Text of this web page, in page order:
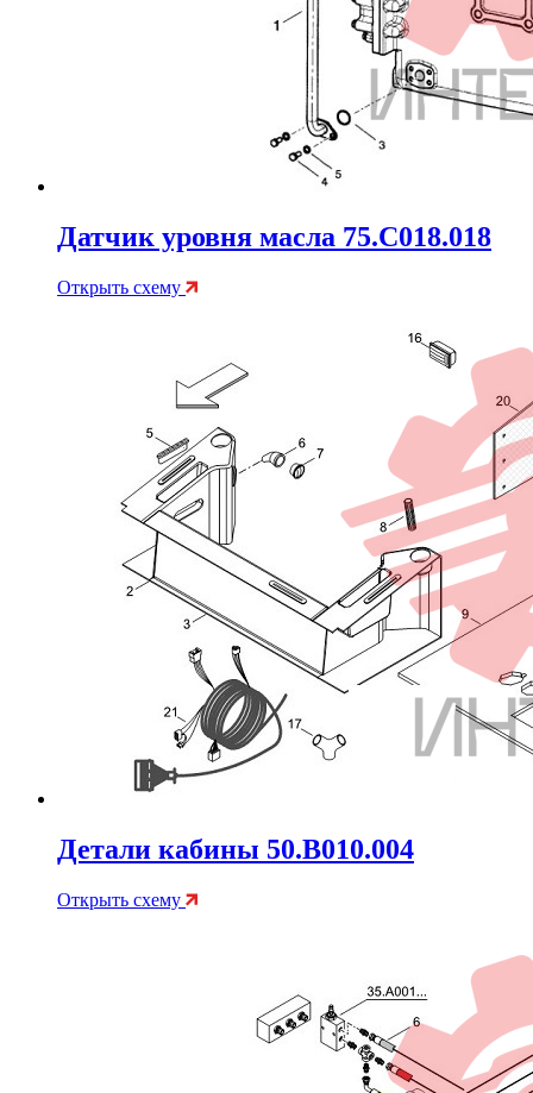
Датчик уровня масла 75.C018.018
Открыть схему
Детали кабины 50.B010.004
Открыть схему